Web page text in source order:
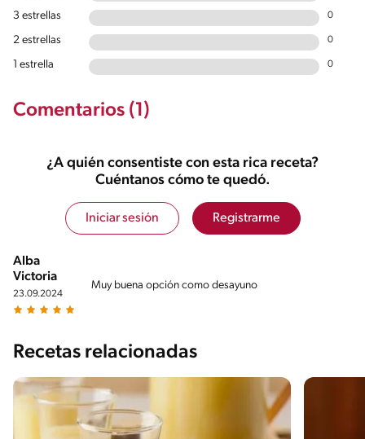
3 estrellas 0
2 estrellas 0
1 estrella 0
Comentarios (1)
¿A quién consentiste con esta rica receta?
Cuéntanos cómo te quedó.
Iniciar sesión Registrarme
Alba
Victoria
23.09.2024
Muy buena opción como desayuno
Recetas relacionadas